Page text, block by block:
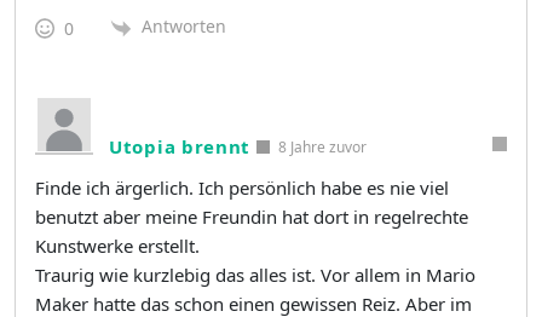
0 Antworten
Utopia brennt 8 Jahre zuvor
Finde ich ärgerlich. Ich persönlich habe es nie viel
benutzt aber meine Freundin hat dort in regelrechte
Kunstwerke erstellt.
Traurig wie kurzlebig das alles ist. Vor allem in Mario
Maker hatte das schon einen gewissen Reiz. Aber im